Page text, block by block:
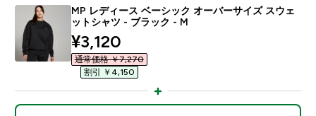
MP レディース ベーシック オーバーサイズ スウェ
ットシャツ - ブラック - M
discounted price
¥3,120‎
通常価格 ￥7,270‎
割引 ￥4,150‎